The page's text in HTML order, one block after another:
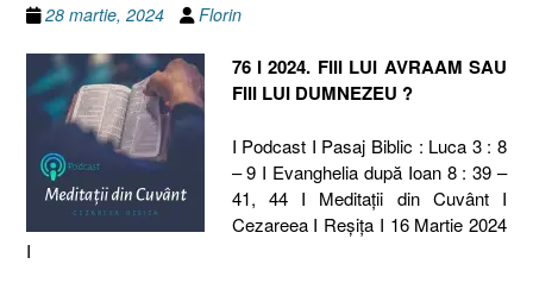
28 martie, 2024 Florin
76 I 2024. FIII LUI AVRAAM SAU
FIII LUI DUMNEZEU ?
I Podcast I Pasaj Biblic : Luca 3 : 8
– 9 I Evanghelia după Ioan 8 : 39 –
41, 44 I Meditaţii din Cuvânt I
Cezareea I Reşiţa I 16 Martie 2024
I